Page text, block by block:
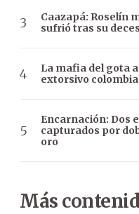
Caazapá: Roselín
sufrió tras su
La mafia del gota
extorsivo
Encarnación: Dos
capturados por
oro
Más